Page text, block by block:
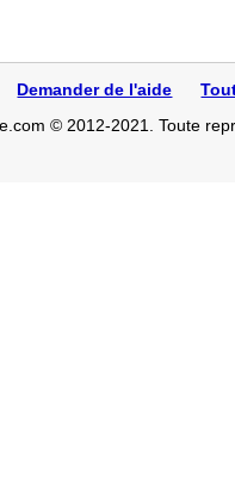
Demander de l'aide
© 2012-2021. Toute